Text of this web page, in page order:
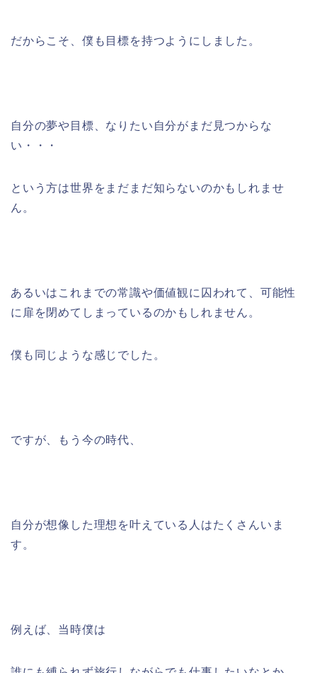
だからこそ、僕も目標を持つようにしました。
自分の夢や目標、なりたい自分がまだ見つからな
い・・・
という方は世界をまだまだ知らないのかもしれませ
ん。
あるいはこれまでの常識や価値観に囚われて、可能性
に扉を閉めてしまっているのかもしれません。
僕も同じような感じでした。
ですが、もう今の時代、
自分が想像した理想を叶えている人はたくさんいま
す。
例えば、当時僕は